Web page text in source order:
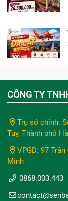
CÔNG TY
Trụ sở chính:
Tuy, Thành phố
VPGD: 97
Minh
0868.003.443